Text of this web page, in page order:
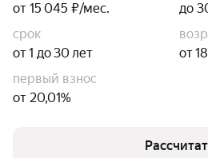
от 15 045 ₽/мес.
до
срок
от 1 до 30 лет
от
первый взнос
от 20,01%